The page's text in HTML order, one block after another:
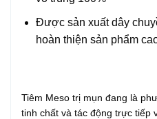
Được sản xuất dây
hoàn thiện sản phẩm
Tiêm Meso trị mụn đang là
tinh chất và tác động trực tiếp